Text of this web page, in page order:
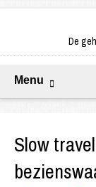
De
Menu
Slow